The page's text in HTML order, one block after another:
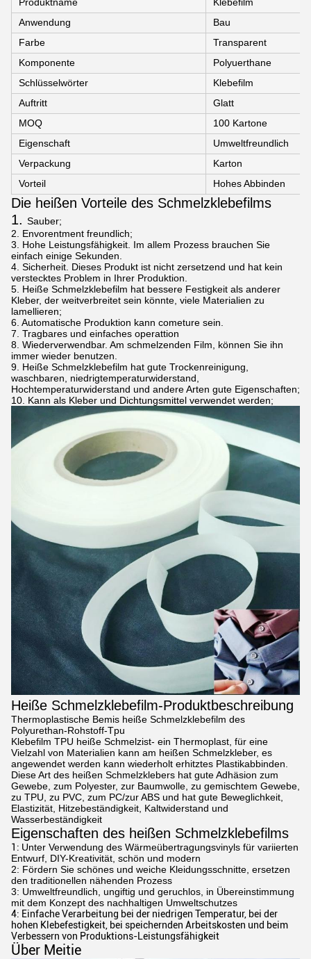
Anwendung
Bau
Farbe
Transparent
Komponente
Polyuerthane
Schlüsselwörter
Klebefilm
Auftritt
Glatt
MOQ
100 Kartone
Eigenschaft
Umweltfreundlich
Verpackung
Karton
Vorteil
Hohes Abbinden
Die heißen Vorteile des Schmelzklebefilms
1. Sauber;
2. Envorentment freundlich;
3. Hohe Leistungsfähigkeit. Im allem Prozess brauchen Sie
einfach einige Sekunden.
4. Sicherheit. Dieses Produkt ist nicht zersetzend und hat kein
verstecktes Problem in Ihrer Produktion.
5. Heiße Schmelzklebefilm hat bessere Festigkeit als anderer
Kleber, der weitverbreitet sein könnte, viele Materialien zu
lamellieren;
6. Automatische Produktion kann cometure sein.
7. Tragbares und einfaches operattion
8. Wiederverwendbar. Am schmelzenden Film, können Sie ihn
immer wieder benutzen.
9. Heiße Schmelzklebefilm hat gute Trockenreinigung,
waschbaren, niedrigtemperaturwiderstand,
Hochtemperaturwiderstand und andere Arten gute Eigenschaften;
10. Kann als Kleber und Dichtungsmittel verwendet werden;
Heiße Schmelzklebefilm-Produktbeschreibung
Thermoplastische Bemis heiße Schmelzklebefilm des
Polyurethan-Rohstoff-Tpu
Klebefilm TPU heiße Schmelzist- ein Thermoplast, für eine
Vielzahl von Materialien kann am heißen Schmelzkleber, es
angewendet werden kann wiederholt erhitztes Plastikabbinden.
Diese Art des heißen Schmelzklebers hat gute Adhäsion zum
Gewebe, zum Polyester, zur Baumwolle, zu gemischtem Gewebe,
zu TPU, zu PVC, zum PC/zur ABS und hat gute Beweglichkeit,
Elastizität, Hitzebeständigkeit, Kaltwiderstand und
Wasserbeständigkeit
Eigenschaften des heißen Schmelzklebefilms
1: Unter Verwendung des Wärmeübertragungsvinyls für variierten
Entwurf, DIY-Kreativität, schön und modern
2: Fördern Sie schönes und weiche Kleidungsschnitte, ersetzen
den traditionellen nähenden Prozess
3: Umweltfreundlich, ungiftig und geruchlos, in Übereinstimmung
mit dem Konzept des nachhaltigen Umweltschutzes
4: Einfache Verarbeitung bei der niedrigen Temperatur, bei der
hohen Klebefestigkeit, bei speichernden Arbeitskosten und beim
Verbessern von Produktions-Leistungsfähigkeit
Über Meitie